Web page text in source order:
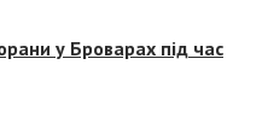
у Броварах під час